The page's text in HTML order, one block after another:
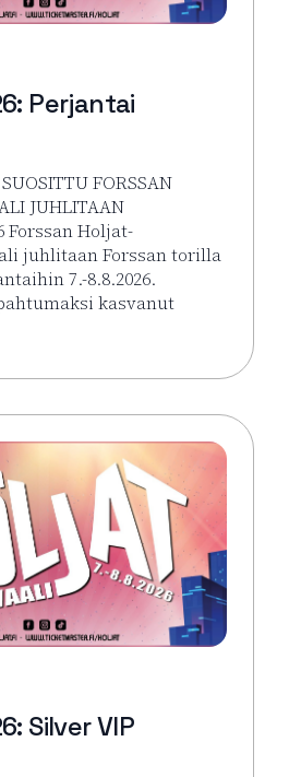
Perjantai
FORSSAN
JUHLITAAN
Forssan Holjat-
juhlitaan Forssan torilla
7.-8.8.2026.
kasvanut
HOLJAT 2026: Perjantai
Silver VIP